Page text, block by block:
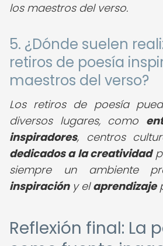
los maestros del verso.
5. ¿Dónde suelen
retiros de poesía
maestros del verso?
Los retiros de poesía
diversos lugares, como
inspiradores, centros
dedicados a la creatividad
siempre un ambiente
inspiracióny elaprendizaje
Reflexión final: La